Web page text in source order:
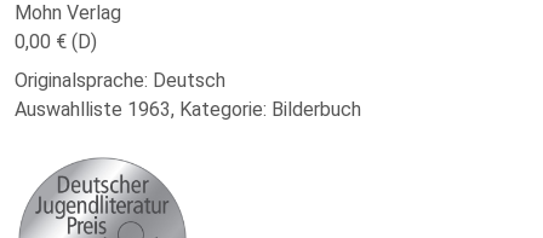
Mohn Verlag
0,00 € (D)
Originalsprache: Deutsch
Auswahlliste 1963, Kategorie: Bilderbuch